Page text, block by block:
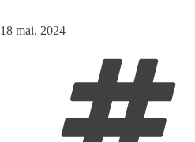
18 mai, 2024